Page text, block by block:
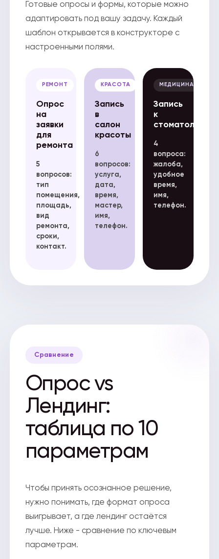
Готовые опросы и формы, которые можно
адаптировать под вашу задачу. Каждый
шаблон открывается в конструкторе с
настроенными полями.
РЕМОНТ
Опрос
на
заявки
для
ремонта
5
вопросов:
тип
помещения,
площадь,
вид
ремонта,
сроки,
контакт.
КРАСОТА
Запись
в
салон
красоты
6
вопросов:
услуга,
дата,
время,
мастер,
имя,
телефон.
МЕДИЦИНА
Запись
к
стоматологу
4
вопроса:
жалоба,
удобное
время,
имя,
телефон.
Сравнение
Опрос vs
Лендинг:
таблица по 10
параметрам
Чтобы принять осознанное решение,
нужно понимать, где формат опроса
выигрывает, а где лендинг остаётся
лучше. Ниже - сравнение по ключевым
параметрам.